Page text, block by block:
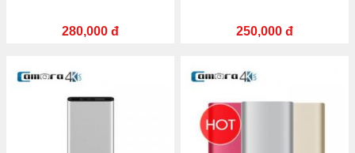
280,000 đ 250,000 đ